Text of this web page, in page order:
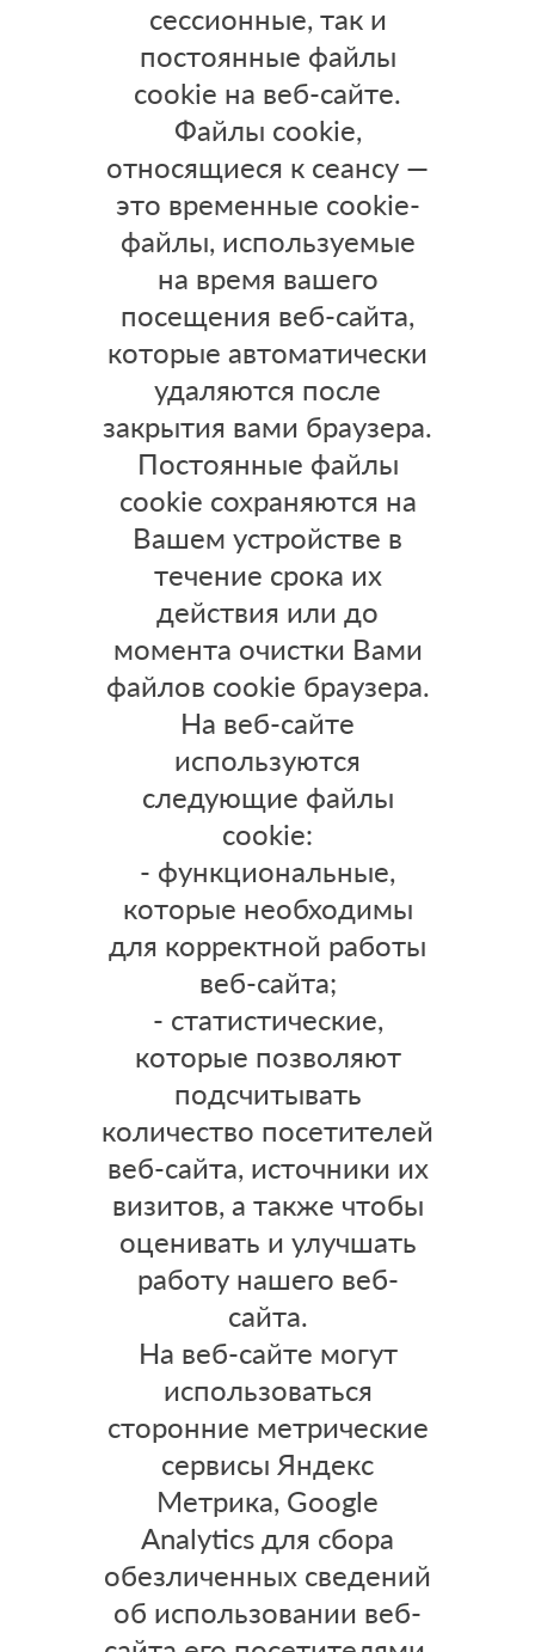
сессионные, так и
постоянные файлы
cookie на веб-сайте.
Файлы cookie,
относящиеся к сеансу —
это временные cookie-
файлы, используемые
на время вашего
посещения веб-сайта,
которые автоматически
удаляются после
закрытия вами браузера.
Постоянные файлы
cookie сохраняются на
Вашем устройстве в
течение срока их
действия или до
момента очистки Вами
файлов cookie браузера.
На веб-сайте
используются
следующие файлы
cookie:
- функциональные,
которые необходимы
для корректной работы
веб-сайта;
- статистические,
которые позволяют
подсчитывать
количество посетителей
веб-сайта, источники их
визитов, а также чтобы
оценивать и улучшать
работу нашего веб-
сайта.
На веб-сайте могут
использоваться
сторонние метрические
сервисы Яндекс
Метрика, Google
Analytics для сбора
обезличенных сведений
об использовании веб-